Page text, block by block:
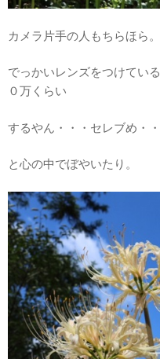
カメラ片手の人もちらほら。
でっかいレンズをつけてい
０万くらい
するやん・・・セレブめ・・
と心の中でぼやいたり。